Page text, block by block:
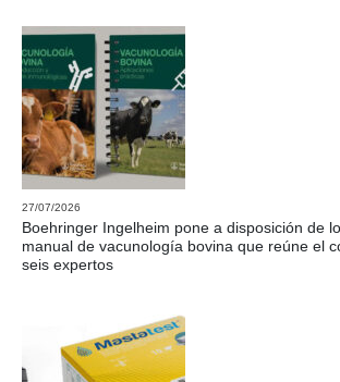
27/07/2026
Boehringer Ingelheim pone a disposición de
manual de vacunología bovina que reúne el
seis expertos